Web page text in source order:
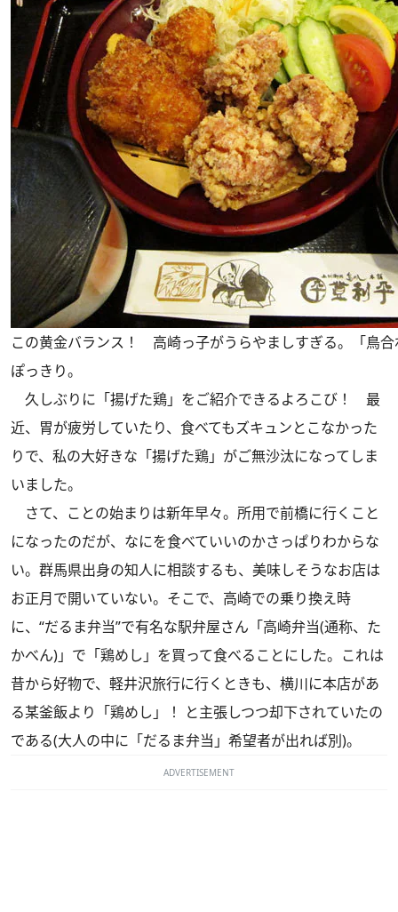
この黄金バランス！ 高崎っ子がうらやましすぎる。「鳥
ぽっきり。
久しぶりに「揚げた鶏」をご紹介できるよろこび！ 最
近、胃が疲労していたり、食べてもズキュンとこなかった
りで、私の大好きな「揚げた鶏」がご無沙汰になってしま
いました。
さて、ことの始まりは新年早々。所用で前橋に行くこと
になったのだが、なにを食べていいのかさっぱりわからな
い。群馬県出身の知人に相談するも、美味しそうなお店は
お正月で開いていない。そこで、高崎での乗り換え時
に、“だるま弁当”で有名な駅弁屋さん「高崎弁当(通称、た
かべん)」で「鶏めし」を買って食べることにした。これは
昔から好物で、軽井沢旅行に行くときも、横川に本店があ
る某釜飯より「鶏めし」！ と主張しつつ却下されていたの
である(大人の中に「だるま弁当」希望者が出れば別)。
ADVERTISEMENT